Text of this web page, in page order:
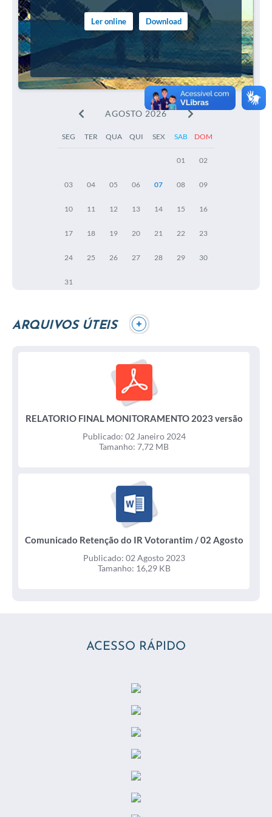
Ler online Download
AGOSTO 2026
SEG TER QUA QUI SEX SAB DOM
01 02
03 04 05 06 07 08 09
10 11 12 13 14 15 16
17 18 19 20 21 22 23
24 25 26 27 28 29 30
31
ARQUIVOS ÚTEIS +
RELATORIO FINAL MONITORAMENTO 2023 versão
Publicado: 02 Janeiro 2024
Tamanho: 7,72 MB
Comunicado Retenção do IR Votorantim / 02 Agosto
Publicado: 02 Agosto 2023
Tamanho: 16,29 KB
Tamanho: 367,28 KB
Termo de Ajuste de Conduta TAC nº 224 11 Relatório
Parcial 2023 / 31 Julho 2023
Publicado: 31 Julho 2023
ACESSO RÁPIDO